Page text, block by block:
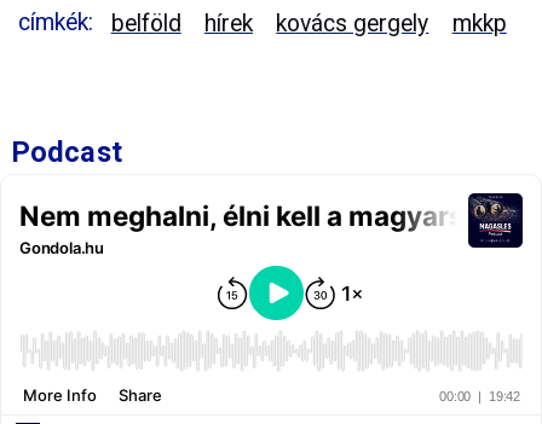
címkék: belföld hírek kovács gergely mkkp
Podcast